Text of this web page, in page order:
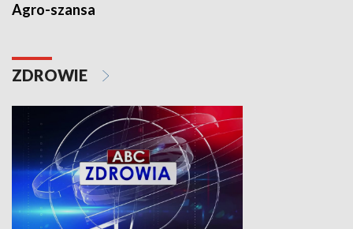
Agro-szansa
ZDROWIE